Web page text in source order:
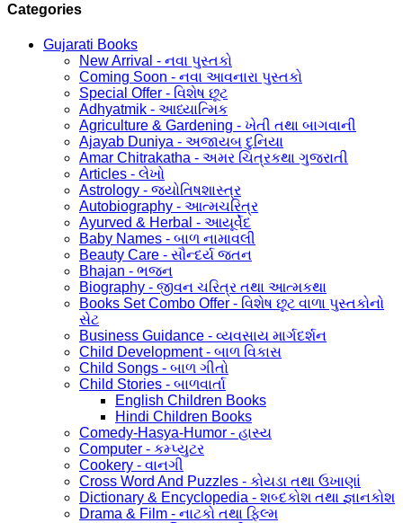
Categories
Gujarati Books
New Arrival - નવા પુસ્તકો
Coming Soon - નવા આવનારા પુસ્તકો
Special Offer - વિશેષ છૂટ
Adhyatmik - આધ્યાત્મિક
Agriculture & Gardening - ખેતી તથા બાગવાની
Ajayab Duniya - અજાયબ દુનિયા
Amar Chitrakatha - અમર ચિત્રકથા ગુજરાતી
Articles - લેખો
Astrology - જ્યોતિષશાસ્ત્ર
Autobiography - આત્મચરિત્ર
Ayurved & Herbal - આયૂર્વેદ
Baby Names - બાળ નામાવલી
Beauty Care - સૌન્દર્ય જતન
Bhajan - ભજન
Biography - જીવન ચરિત્ર તથા આત્મકથા
Books Set Combo Offer - વિશેષ છૂટ વાળા પુસ્તકોનો
સેટ
Business Guidance - વ્યવસાય માર્ગદર્શન
Child Development - બાળ વિકાસ
Child Songs - બાળ ગીતો
Child Stories - બાળવાર્તા
English Children Books
Hindi Children Books
Comedy-Hasya-Humor - હાસ્ય
Computer - કમ્પ્યુટર
Cookery - વાનગી
Cross Word And Puzzles - કોયડા તથા ઉખાણાં
Dictionary & Encyclopedia - શબ્દકોશ તથા જ્ઞાનકોશ
Drama & Film - નાટકો તથા ફિલ્મ